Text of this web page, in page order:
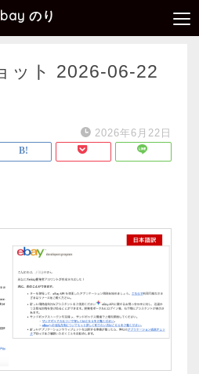
のり
ット 2026-06-22
2026年6月22日